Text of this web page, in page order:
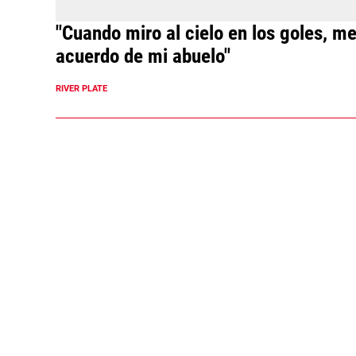
"Cuando miro al cielo en los goles, me
acuerdo de mi abuelo"
RIVER PLATE